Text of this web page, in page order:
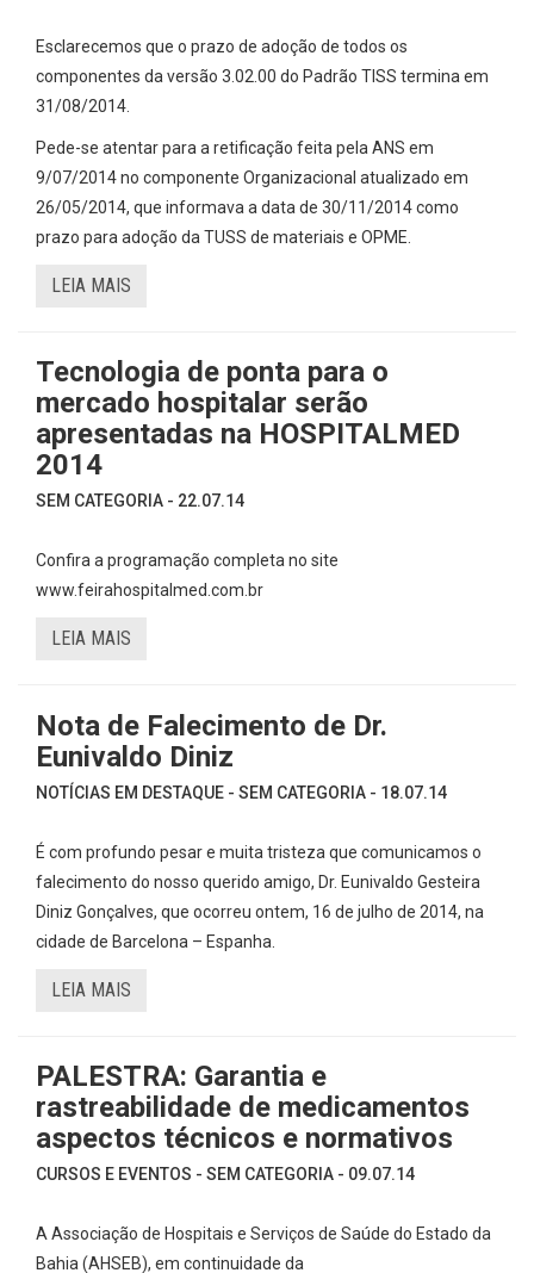
Esclarecemos que o prazo de adoção de todos os
componentes da versão 3.02.00 do Padrão TISS termina em
31/08/2014.
Pede-se atentar para a retificação feita pela ANS em
9/07/2014 no componente Organizacional atualizado em
26/05/2014, que informava a data de 30/11/2014 como
prazo para adoção da TUSS de materiais e OPME.
LEIA MAIS
Tecnologia de ponta para o
mercado hospitalar serão
apresentadas na HOSPITALMED
2014
SEM CATEGORIA - 22.07.14
Confira a programação completa no site
www.feirahospitalmed.com.br
LEIA MAIS
Nota de Falecimento de Dr.
Eunivaldo Diniz
NOTÍCIAS EM DESTAQUE - SEM CATEGORIA - 18.07.14
É com profundo pesar e muita tristeza que comunicamos o
falecimento do nosso querido amigo, Dr. Eunivaldo Gesteira
Diniz Gonçalves, que ocorreu ontem, 16 de julho de 2014, na
cidade de Barcelona – Espanha.
LEIA MAIS
PALESTRA: Garantia e
rastreabilidade de medicamentos
aspectos técnicos e normativos
CURSOS E EVENTOS - SEM CATEGORIA - 09.07.14
A Associação de Hospitais e Serviços de Saúde do Estado da
Bahia (AHSEB), em continuidade da